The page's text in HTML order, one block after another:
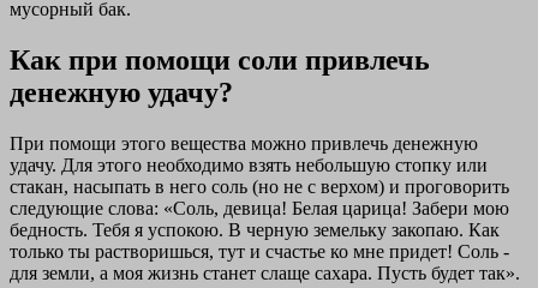
мусорный бак.
Как при помощи соли привлечь
денежную удачу?
При помощи этого вещества можно привлечь денежную
удачу. Для этого необходимо взять небольшую стопку или
стакан, насыпать в него соль (но не с верхом) и проговорить
следующие слова: «Соль, девица! Белая царица! Забери мою
бедность. Тебя я успокою. В черную земельку закопаю. Как
только ты растворишься, тут и счастье ко мне придет! Соль -
для земли, а моя жизнь станет слаще сахара. Пусть будет так».